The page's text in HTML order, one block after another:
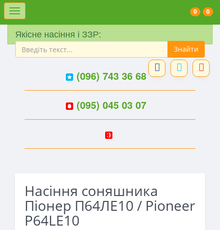
Меню 0
0
Якісне насіння і ЗЗР:
(096) 743 36 68
(095) 045 03 07
Насіння соняшника
Піонер П64ЛЕ10 / Pioneer
P64LE10